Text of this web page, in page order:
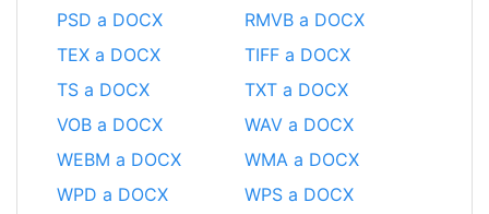
PSD a DOCX
RMVB a DOCX
TEX a DOCX
TIFF a DOCX
TS a DOCX
TXT a DOCX
VOB a DOCX
WAV a DOCX
WEBM a DOCX
WMA a DOCX
WPD a DOCX
WPS a DOCX